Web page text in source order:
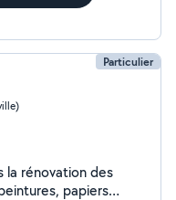
Particulier
la rénovation des
papiers